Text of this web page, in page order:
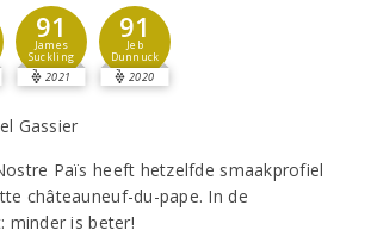
91
James
Suckling
2021
91
Jeb
Dunnuck
2020
Païs heeft hetzelfde smaakprofiel
châteauneuf-du-pape. In de
minder is beter!